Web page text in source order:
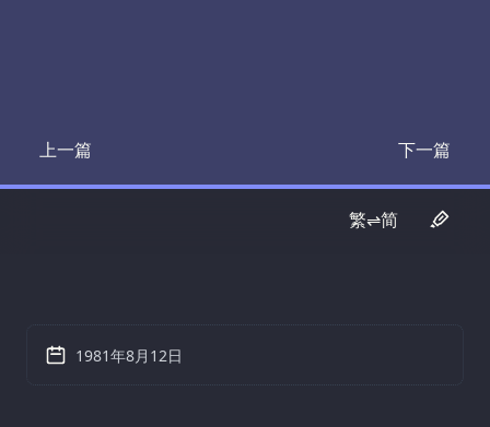
上一篇
Transcript 下一篇
Transcript
繁⇌简
1981年8月12日